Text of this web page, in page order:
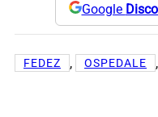
Google
FEDEZ , OSPEDALE ,